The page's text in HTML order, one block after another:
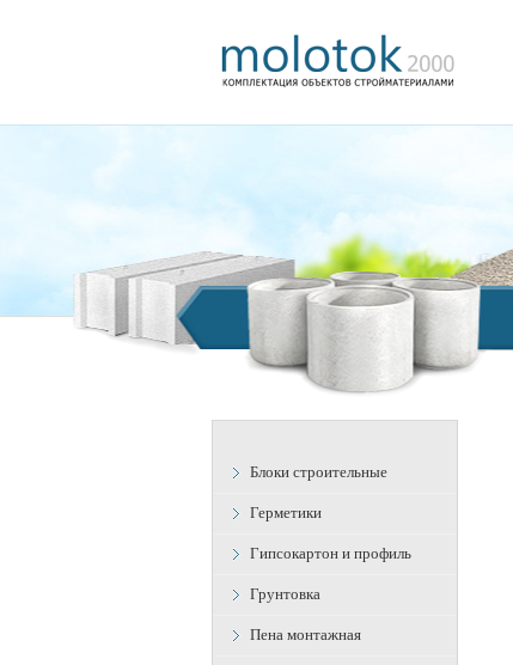
Блоки строительные
Герметики
Гипсокартон и профиль
Грунтовка
Пена монтажная